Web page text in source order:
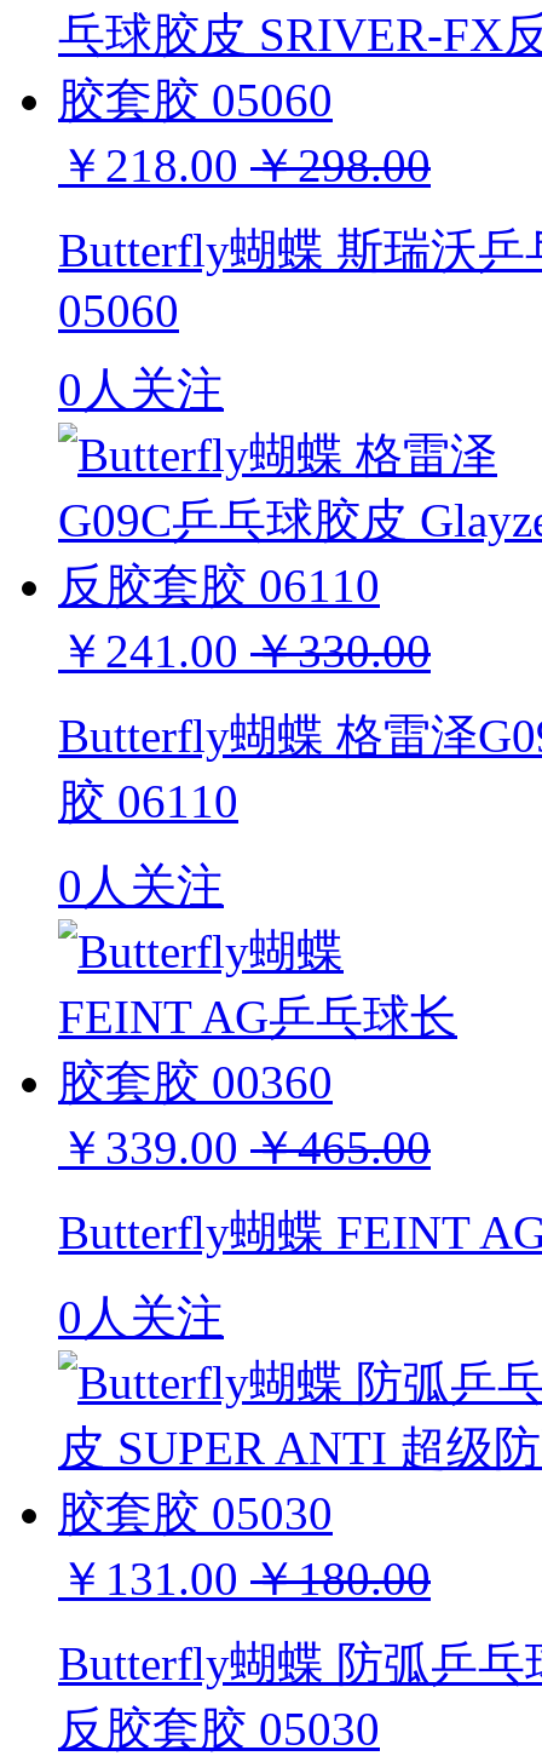
￥218.00 ￥298.00
Butterfly蝴蝶 斯瑞沃
05060
0人关注
￥241.00 ￥330.00
Butterfly蝴蝶 格雷泽
胶 06110
0人关注
￥339.00 ￥465.00
Butterfly蝴蝶 FEINT
0人关注
￥131.00 ￥180.00
Butterfly蝴蝶 防弧乒乓
反胶套胶 05030